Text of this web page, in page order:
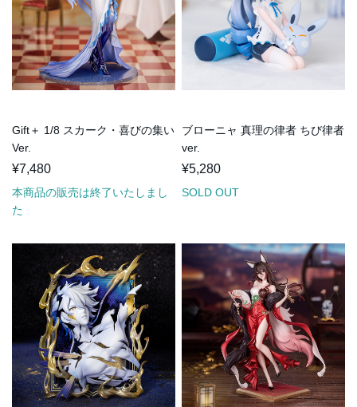
Gift＋ 1/8 スカーク・喜びの集い
Ver.
¥7,480
本商品の販売は終了いたしまし
た
ブローニャ 真理の律者 ちび律者
ver.
¥5,280
SOLD OUT